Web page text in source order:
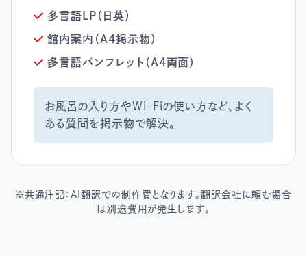
多言語LP（日英）
館内案内（A4掲示物）
多言語パンフレット（A4両面）
お風呂の入り方やWi-Fiの使い方など、よく
ある質問を掲示物で解決。
※共通注記：AI翻訳での制作費となります。翻訳会社に頼む場合
は別途費用が発生します。